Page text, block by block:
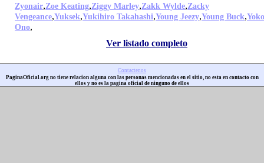
Zyonair,Zoe Keating,Ziggy Marley,Zakk Wylde,Zacky
Vengeance,Yuksek,Yukihiro Takahashi,Young Jeezy,Young Buck,Yoko
Ono,
Ver listado completo
Contactenos
PaginaOficial.org no tiene relacion alguna con las personas mencionadas en el sitio, no esta en contacto con
ellos y no es la pagina oficial de ninguno de ellos